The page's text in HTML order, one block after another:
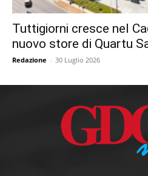
Tuttigiorni cresce nel
nuovo store di Quartu
Redazione - 30 Luglio 2026